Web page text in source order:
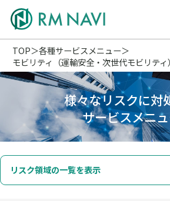
TOP
各種サービスメニュー
モビリティ（運輸安全・次世代モビリティ）
様々なリスクに対
サービスメニ
リスク領域の一覧を表示